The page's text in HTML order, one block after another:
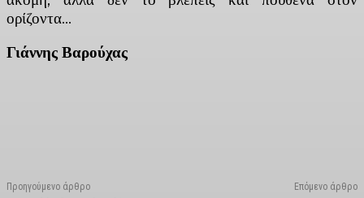
ορίζοντα…
Γιάννης Βαρούχας
Προηγούμενο άρθρο
Επόμενο άρθρο